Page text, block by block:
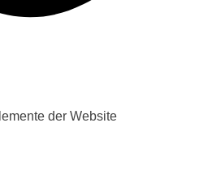
der Website